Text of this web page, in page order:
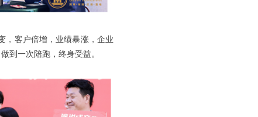
，客户倍增，业绩暴涨，企业
到一次陪跑，终身受益。